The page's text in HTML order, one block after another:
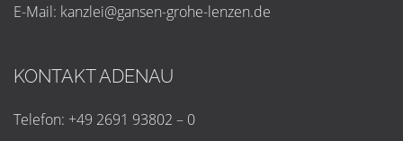
E-Mail: kanzlei@gansen-grohe-lenzen.de
KONTAKT ADENAU
Telefon: +49 2691 93802 – 0